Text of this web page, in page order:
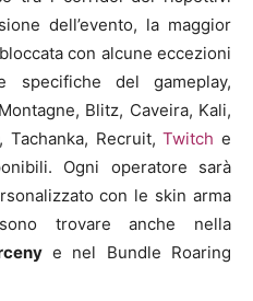
dell’evento, la maggior
con alcune eccezioni
specifiche del gameplay,
Blitz, Caveira, Kali,
Tachanka, Recruit,Twitch e
Ogni operatore sarà
con le skin arma
trovare anche nella
e nel Bundle Roaring